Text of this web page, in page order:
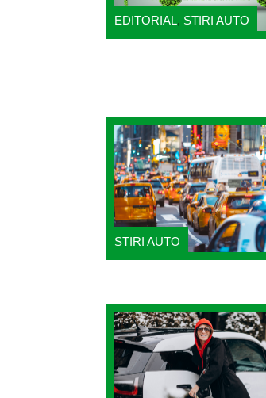
EDITORIAL, STIRI AUTO
STIRI AUTO